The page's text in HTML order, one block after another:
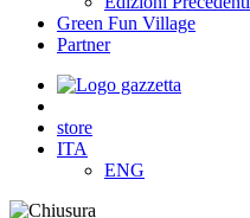
Green Fun Village
Partner
store
ITA
ENG